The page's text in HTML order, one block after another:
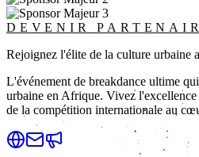
DEVENIR
Rejoignez l'élite de la culture urbaine
L'événement de breakdance ultime
urbaine en Afrique. Vivez
de la compétition internationale au